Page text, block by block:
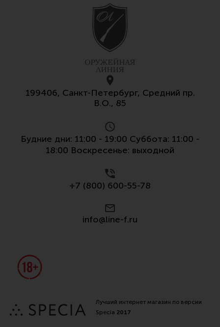
199406, Санкт-Петербург, Средний пр.
В.О., 85
Будние дни: 11:00 - 19:00 Суббота: 11:00 -
18:00 Воскресенье: выходной
+7 (800) 600-55-78
info@line-f.ru
Лучший интернет магазин по версии
Specia 2017